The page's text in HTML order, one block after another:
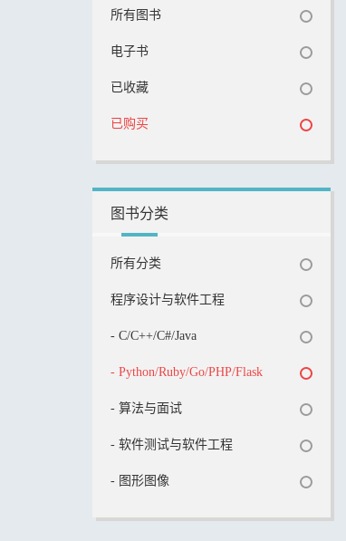
所有图书
电子书
已收藏
已购买
图书分类
所有分类
程序设计与软件工程
- C/C++/C#/Java
- Python/Ruby/Go/PHP/Flask
- 算法与面试
- 软件测试与软件工程
- 图形图像